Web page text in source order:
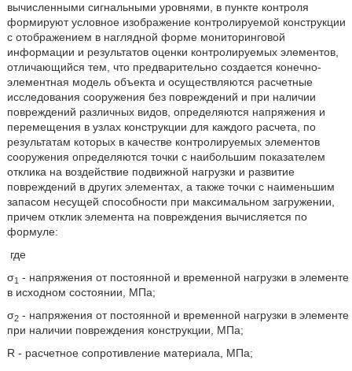
вычисленными сигнальными уровнями, в пункте контроля
формируют условное изображение контролируемой конструкции
с отображением в наглядной форме мониторинговой
информации и результатов оценки контролируемых элементов,
отличающийся тем, что предварительно создается конечно-
элементная модель объекта и осуществляются расчетные
исследования сооружения без повреждений и при наличии
повреждений различных видов, определяются напряжения и
перемещения в узлах конструкции для каждого расчета, по
результатам которых в качестве контролируемых элементов
сооружения определяются точки с наибольшим показателем
отклика на воздействие подвижной нагрузки и развитие
повреждений в других элементах, а также точки с наименьшим
запасом несущей способности при максимальном загружении,
причем отклик элемента на повреждения вычисляется по
формуле:
где
σ1 - напряжения от постоянной и временной нагрузки в элементе
в исходном состоянии, МПа;
σ2- напряжения от постоянной и временной нагрузки в элементе
при наличии повреждения конструкции, МПа;
R - расчетное сопротивление материала, МПа;